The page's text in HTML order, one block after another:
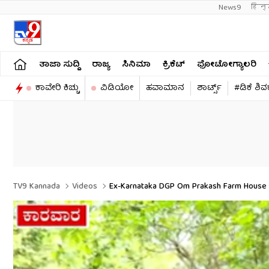
News9
ತಾಜಾ ಸುದ್ದಿ ರಾಜ್ಯ ಸಿನಿಮಾ ಕ್ರಿಕೆಟ್​ ಫೋಟೋಗ್ಯಾಲರಿ
ಕಾವೇರಿ ಕಿಚ್ಚು
ವಿಡಿಯೋ ಹವಾಮಾನ ಶಾರ್ಟ್ಸ್​ #ಡಿಕೆ
TV9 Kannada Videos Ex-Karnataka DGP Om Prakash Farm